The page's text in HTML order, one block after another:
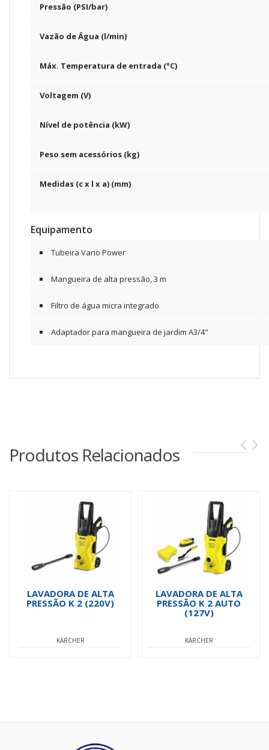
Pressão (PSI/bar)
Vazão de Água (l/min)
Máx. Temperatura de entrada (°C)
Voltagem (V)
Nível de potência (kW)
Peso sem acessórios (kg)
Medidas (c x l x a) (mm)
Equipamento
Tubeira Vario Power
Mangueira de alta pressão, 3 m
Filtro de água micra integrado
Adaptador para mangueira de jardim A3/4"
Produtos Relacionados
LAVADORA DE ALTA
PRESSÃO K 2 (220V)
KÄRCHER
LAVADORA DE ALTA
PRESSÃO K 2 AUTO
(127V)
KÄRCHER